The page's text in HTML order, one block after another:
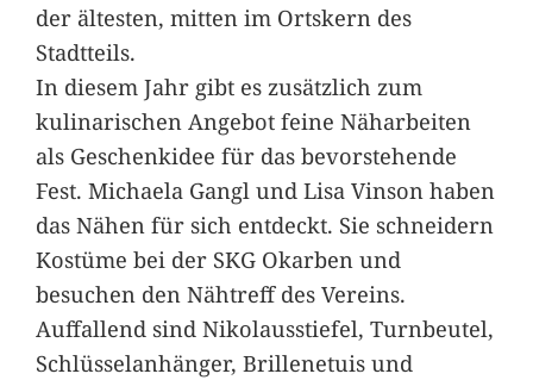
der ältesten, mitten im Ortskern des
Stadtteils.
In diesem Jahr gibt es zusätzlich zum
kulinarischen Angebot feine Näharbeiten
als Geschenkidee für das bevorstehende
Fest. Michaela Gangl und Lisa Vinson haben
das Nähen für sich entdeckt. Sie schneidern
Kostüme bei der SKG Okarben und
besuchen den Nähtreff des Vereins.
Auffallend sind Nikolausstiefel, Turnbeutel,
Schlüsselanhänger, Brillenetuis und